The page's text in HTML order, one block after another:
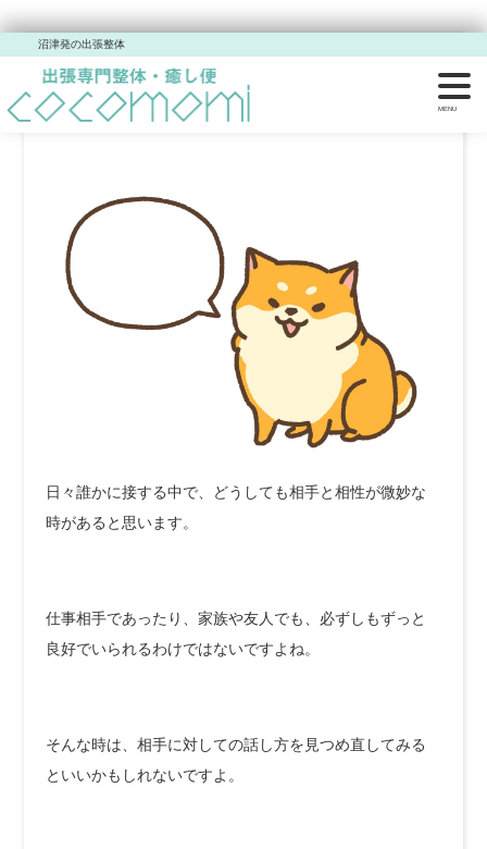
沼津発の出張整体
気のきいた話し方。
日々誰かに接する中で、どうしても相手と相性が微妙な
時があると思います。
仕事相手であったり、家族や友人でも、必ずしもずっと
良好でいられるわけではないですよね。
そんな時は、相手に対しての話し方を見つめ直してみる
といいかもしれないですよ。